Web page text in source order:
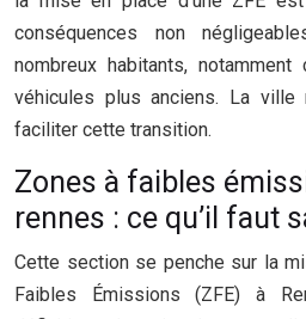
conséquences non
nombreux habitants,
véhicules plus anciens. La ville
faciliter cette transition.
Zones à faibles
rennes : ce qu’il faut
Cette section se penche sur la
Faibles Émissions (ZFE) à